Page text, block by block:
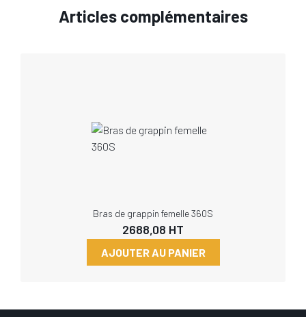
Articles complémentaires
Bras de grappin femelle 360S
2688,08 HT
AJOUTER AU PANIER